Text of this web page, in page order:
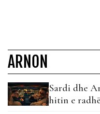
ARNON
Sardi dhe
hitin e